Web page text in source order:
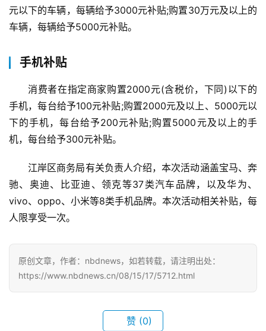
首
元以下的车辆，每辆给予3000元补贴;购置30万元及以上的
车辆，每辆给予5000元补贴。
手机补贴
消费者在指定商家购置2000元(含税价，下同)以下的
手机，每台给予100元补贴;购置2000元及以上、5000元以
下的手机，每台给予200元补贴;购置5000元及以上的手
机，每台给予300元补贴。
江岸区商务局有关负责人介绍，本次活动涵盖宝马、奔
驰、奥迪、比亚迪、领克等37类汽车品牌，以及华为、
vivo、oppo、小米等8类手机品牌。本次活动相关补贴，每
人限享受一次。
原创文章，作者：nbdnews，如若转载，请注明出处：
https://www.nbdnews.cn/08/15/17/5712.html
赞 (0)